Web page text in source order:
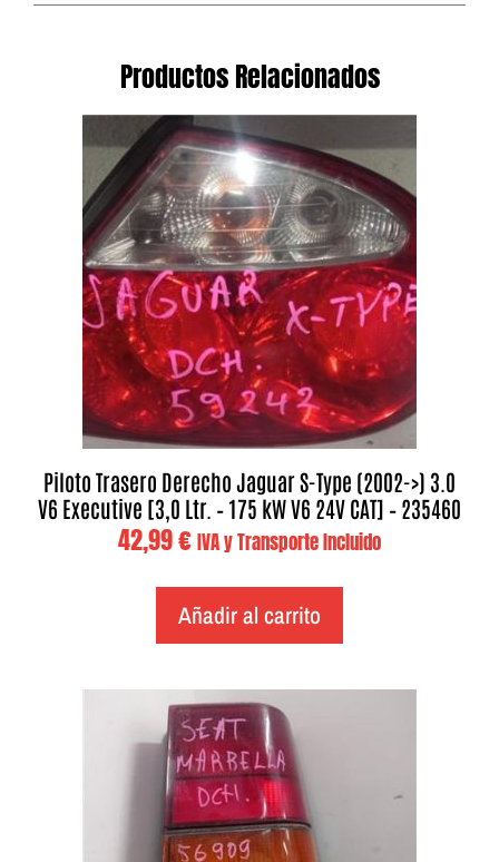
Productos Relacionados
Piloto Trasero Derecho Jaguar S-Type (2002->) 3.0
V6 Executive [3,0 Ltr. – 175 kW V6 24V CAT] – 235460
42,99€ IVA y Transporte Incluido
Añadir al carrito